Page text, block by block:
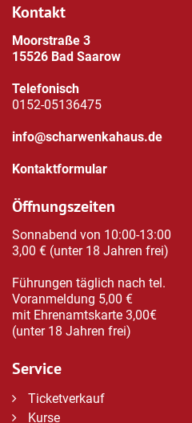
Kontakt
Moorstraße 3
15526 Bad Saarow
Telefonisch
0152-05136475
info@scharwenkahaus.de
Kontaktformular
Öffnungszeiten
Sonnabend von 10:00-13:00
3,00 € (unter 18 Jahren frei)
Führungen täglich nach tel.
Voranmeldung 5,00 €
mit Ehrenamtskarte 3,00€
(unter 18 Jahren frei)
Service
Ticketverkauf
Kurse